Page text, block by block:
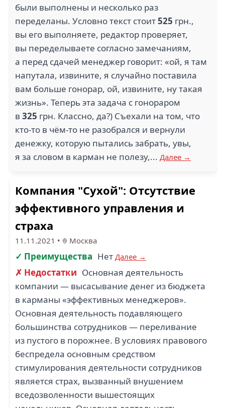
были выполнены и несколько раз
переделаны. Условно текст стоит525 грн.,
вы его выполняете, редактор проверяет,
вы переделываете согласно замечаниям,
а перед сдачей менеджер говорит: «ой, я там
напутала, извините, я случайно поставила
вам больше гонорар, ой, извините, ну такая
жизнь». Теперь эта задача с гонораром
в 325 грн. Классно, да?) Съехали на том, что
кто-то в чём-то не разобрался и вернули
денежку, которую пытались забрать, увы,
я за словом в карман не полезу,... Далее →
Компания "Сухой": Отсутствие
эффективного управления и
страха
11.11.2021 • Москва
✓ Преимущества Нет Далее →
✗ Недостатки Основная деятельность
компании — высасывание денег из бюджета
в карманы «эффективных менеджеров».
Основная деятельность подавляющего
большинства сотрудников — переливание
из пустого в порожнее. В условиях правового
беспредела основным средством
стимулирования деятельности сотрудников
является страх, вызванный внушением
вседозволенности вышестоящих